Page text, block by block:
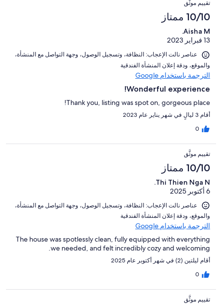
تقييم موثَّق
10/10 ممتاز
Aisha M.
13 فبراير 2023
عناصر نالت الإعجاب: ⁦النظافة⁩، و⁦تسجيل الوصول⁩، و⁦جهة التواصل مع المنشأة⁩،
و⁦الموقع⁩، و⁦دقة إعلان المنشأة الفندقية⁩
الترجمة باستخدام Google
Wonderful experience!
Thank you, listing was spot on, gorgeous place!
أقام 3 ليالٍ في شهر يناير عام 2023
0
تقييم موثَّق
10/10 ممتاز
Thi Thien Nga N.
6 أكتوبر 2025
عناصر نالت الإعجاب: ⁦النظافة⁩، و⁦تسجيل الوصول⁩، و⁦جهة التواصل مع المنشأة⁩،
و⁦الموقع⁩، و⁦دقة إعلان المنشأة الفندقية⁩
الترجمة باستخدام Google
The house was spotlessly clean, fully equipped with everything
we needed, and felt incredibly cozy and welcoming.
أقام ليلتين (2) في شهر أكتوبر عام 2025
0
تقييم موثَّق